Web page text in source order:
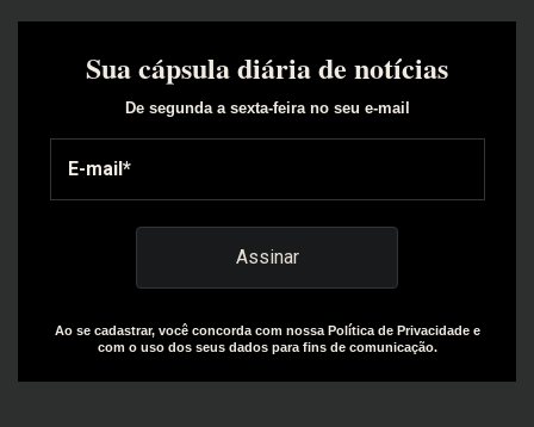
Sua cápsula diária de notícias
De segunda a sexta-feira no seu e-mail
Ao se cadastrar, você concorda com nossa Política de Privacidade e
com o uso dos seus dados para fins de comunicação.